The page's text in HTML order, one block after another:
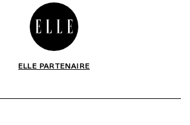
ELLE PARTENAIRE